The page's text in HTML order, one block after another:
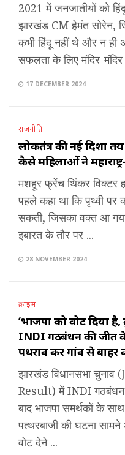
2021 में जनजातीयों को
झारखंड CM हेमंत सोरेन,
कभी हिंदू नहीं थे और न ही
सफलता के लिए मंदिर-
17 DECEMBER 2024
राजनीति
लोकतंत्र की नई दिशा
कैसे महिलाओं ने
मशहूर फ्रेंच थिंकर विक्टर
पहले कहा था कि पृथ्वी पर
सकती, जिसका वक्त आ
इबारत के तौर पर ...
28 NOVEMBER 2024
क्राइम
‘भाजपा को वोट दिया
INDI गठबंधन की
पथराव कर गांव से
झारखंड विधानसभा
Result) में INDI गठबंधन
बाद भाजपा समर्थकों के
पत्थरबाजी की घटना
वोट देने ...